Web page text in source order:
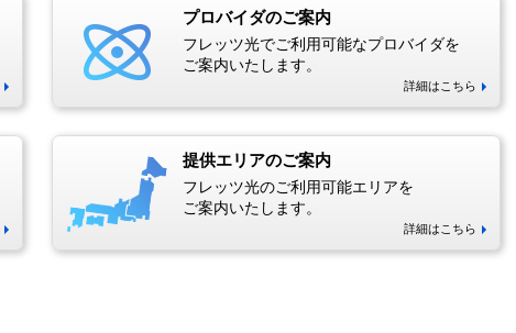
プロバイダのご案内
フレッツ光でご利用可能なプロバイダを
ご案内いたします。
詳細はこちら
提供エリアのご案内
フレッツ光のご利用可能エリアを
ご案内いたします。
詳細はこちら